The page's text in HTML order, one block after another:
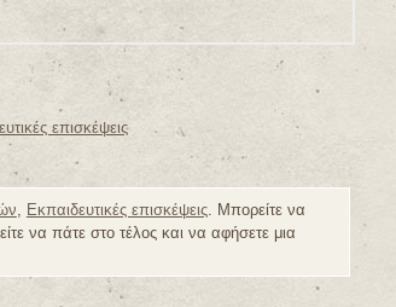
επισκέψεις
Εκπαιδευτικές επισκέψεις. Μπορείτε να
να πάτε στο τέλος και να αφήσετε μια